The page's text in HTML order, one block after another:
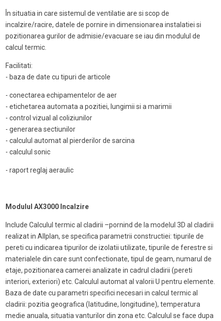
În situatia in care sistemul de ventilatie are si scop de
incalzire/racire, datele de pornire in dimensionarea instalatiei si
pozitionarea gurilor de admisie/evacuare se iau din modulul de
calcul termic.
Facilitati:
- baza de date cu tipuri de articole
- conectarea echipamentelor de aer
- etichetarea automata a pozitiei, lungimii si a marimii
- control vizual al coliziunilor
- generarea sectiunilor
- calculul automat al pierderilor de sarcina
- calculul sonic
- raport reglaj aeraulic
Modulul AX3000 Incalzire
Include Calculul termic al cladirii –pornind de la modelul 3D al cladirii
realizat in Allplan, se specifica parametrii constructiei: tipurile de
pereti cu indicarea tipurilor de izolatii utilizate, tipurile de ferestre si
materialele din care sunt confectionate, tipul de geam, numarul de
etaje, pozitionarea camerei analizate in cadrul cladirii (pereti
interiori, exteriori) etc. Calculul automat al valorii U pentru elemente.
Baza de date cu parametri specifici necesari in calcul termic al
cladirii: pozitia geografica (latitudine, longitudine), temperatura
medie anuala, situatia vanturilor din zona etc. Calculul se face dupa